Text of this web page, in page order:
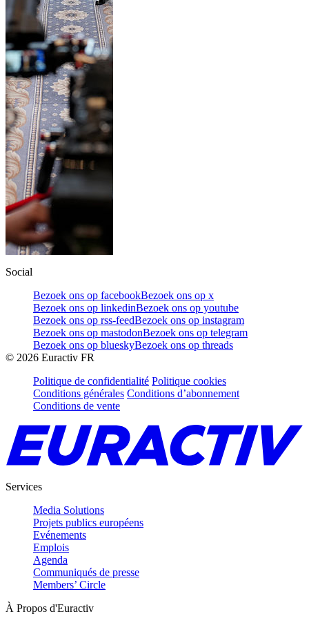
Social
Bezoek ons op facebookBezoek ons op x
Bezoek ons op linkedinBezoek ons op youtube
Bezoek ons op rss-feedBezoek ons op instagram
Bezoek ons op mastodonBezoek ons op telegram
Bezoek ons op blueskyBezoek ons op threads
© 2026 Euractiv FR
Politique de confidentialité Politique cookies
Conditions générales Conditions d’abonnement
Conditions de vente
Services
Media Solutions
Projets publics européens
Evénements
Emplois
Agenda
Communiqués de presse
Members’ Circle
À Propos d'Euractiv